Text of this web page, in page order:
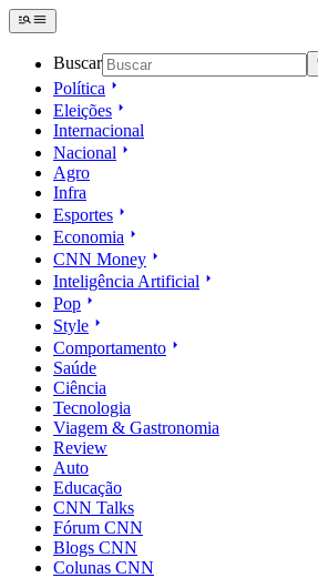
Buscar
Política
Eleições
Internacional
Nacional
Agro
Infra
Esportes
Economia
CNN Money
Inteligência Artificial
Pop
Style
Comportamento
Saúde
Ciência
Tecnologia
Viagem & Gastronomia
Review
Auto
Educação
CNN Talks
Fórum CNN
Blogs CNN
Colunas CNN